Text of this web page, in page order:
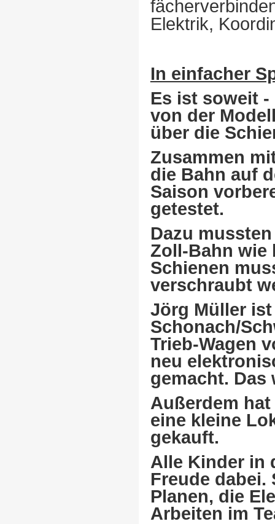
Elektrik,
In einfacher
Es ist soweit
von der
über die
Zusammen
die Bahn auf
Saison
getestet.
Dazu
Zoll-Bahn wie
Schienen
verschraubt
Jörg Müller
Schonach/
Trieb-Wagen
neu
gemacht. Das
Außerdem
eine kleine
gekauft.
Alle Kinder in
Freude dabei.
Planen, die
Arbeiten im